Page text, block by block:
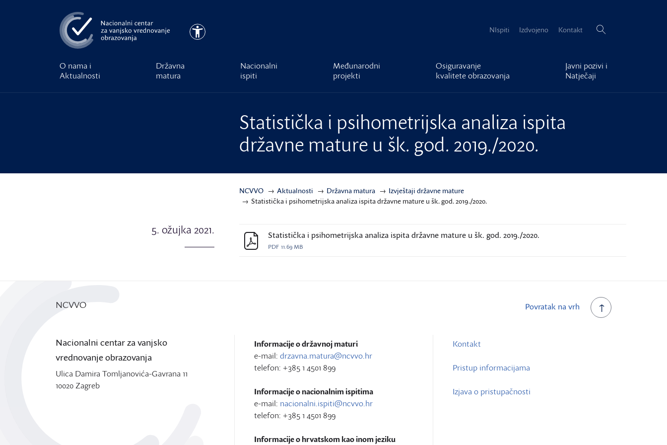
Pristupačnost NIspiti Izdvojeno Kontakt Pretraži:
O nama i
Aktualnosti
Državna
matura
Nacionalni
ispiti
Međunarodni
projekti
Osiguravanje
kvalitete obrazovanja
Javni pozivi i
Natječaji
Statistička i psihometrijska analiza ispita
državne mature u šk. god. 2019./2020.
NCVVO Aktualnosti Državna matura
Izvještaji državne mature
Statistička i psihometrijska analiza ispita državne mature u šk. god. 2019./2020.
5. ožujka 2021. Statistička i psihometrijska analiza ispita državne mature u šk. god. 2019./2020.
PDF 11.69 MB
Povratak na vrh
NCVVO
Nacionalni centar za vanjsko
vrednovanje obrazovanja
Ulica Damira Tomljanovića-Gavrana 11
10020 Zagreb
Informacije o državnoj maturi
e-mail: drzavna.matura@ncvvo.hr
telefon: +385 1 4501 899
Informacije o nacionalnim ispitima
e-mail: nacionalni.ispiti@ncvvo.hr
telefon: +385 1 4501 899
Informacije o hrvatskom kao inom jeziku
Kontakt
Pristup informacijama
Izjava o pristupačnosti